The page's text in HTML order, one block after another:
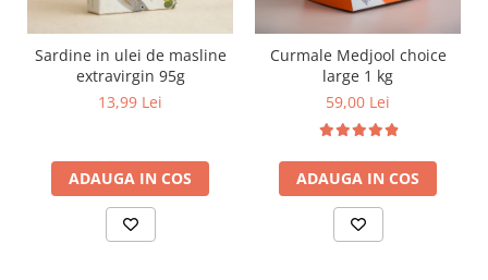
Sardine in ulei de masline
extravirgin 95g
13,99 Lei
ADAUGA IN COS
Curmale Medjool choice
large 1 kg
59,00 Lei
ADAUGA IN COS